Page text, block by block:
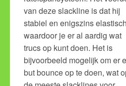
van deze slackline is dat hij
stabiel en enigszins
waardoor je er al aardig wat
trucs op kunt doen. Het is
bijvoorbeeld mogelijk om er
but bounce op te doen, wat